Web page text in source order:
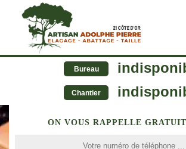
Bureau
Chantier
ON VOUS RAPPELLE